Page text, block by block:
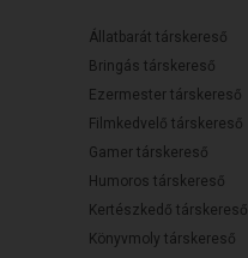
Állatbarát társkereső
Bringás társkereső
Ezermester társkereső
Filmkedvelő társkereső
Gamer társkereső
Humoros társkereső
Kertészkedő társkereső
Könyvmoly társkereső